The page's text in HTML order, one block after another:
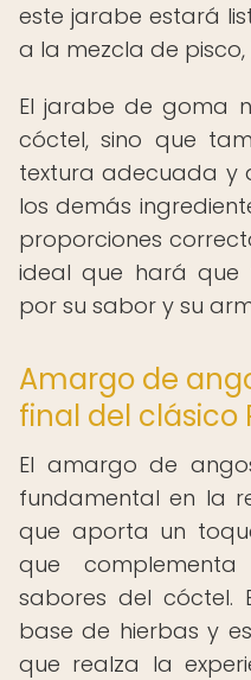
este jarabe estará
a la mezcla de
El jarabe de goma
cóctel, sino que
textura adecuada y
los demás
proporciones
ideal que hará que
por su sabor y su
Amargo de
final del clásico
El amargo de
fundamental en la
que aporta un
que
sabores del cóctel.
base de hierbas y
que realza la